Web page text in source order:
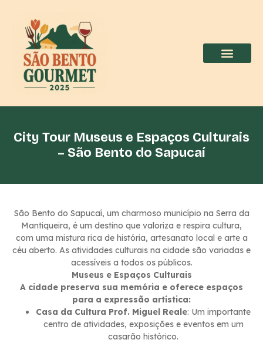
City Tour Museus e Espaços Culturais
– São Bento do Sapucaí
São Bento do Sapucaí, um charmoso município na Serra da
Mantiqueira, é um destino que valoriza e respira cultura,
com uma mistura rica de história, artesanato local e arte a
céu aberto. As atividades culturais na cidade são variadas e
acessíveis a todos os públicos.
Museus e Espaços Culturais
A cidade preserva sua memória e oferece espaços
para a expressão artística:
Casa da Cultura Prof. Miguel Reale: Um importante
centro de atividades, exposições e eventos em um
casarão histórico.